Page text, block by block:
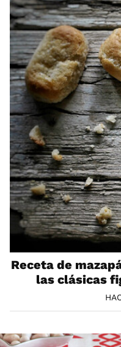
Receta de
las clásicas